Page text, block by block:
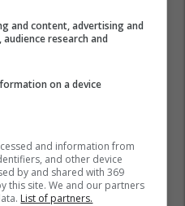
and content, advertising and
research and
on a device
and information from
and other device
by and shared with 369
this site. We and our partners
List of partners.